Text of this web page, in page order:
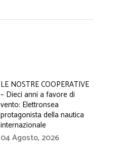
LE NOSTRE COOPERATIVE
– Dieci anni a favore di
vento: Elettronsea
protagonista della nautica
internazionale
04 Agosto, 2026